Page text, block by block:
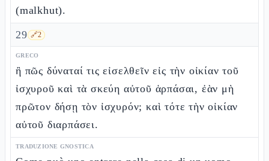
(malkhut).
29 🔗2
GRECO
ἢ πῶς δύναταί τις εἰσελθεῖν εἰς τὴν οἰκίαν τοῦ
ἰσχυροῦ καὶ τὰ σκεύη αὐτοῦ ἁρπάσαι, ἐὰν μὴ
πρῶτον δήσῃ τὸν ἰσχυρόν; καὶ τότε τὴν οἰκίαν
αὐτοῦ διαρπάσει.
TRADUZIONE GNOSTICA